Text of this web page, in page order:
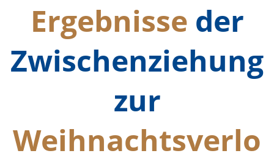
Ergebnisse der
Zwischenziehung
zur
Weihnachtsverlo